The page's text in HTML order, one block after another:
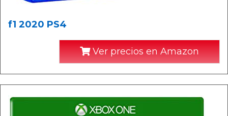
f1 2020 PS4
Ver precios en Amazon